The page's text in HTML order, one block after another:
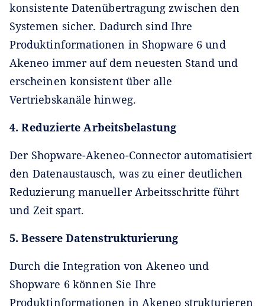
konsistente Datenübertragung zwischen den
Systemen sicher. Dadurch sind Ihre
Produktinformationen in Shopware 6 und
Akeneo immer auf dem neuesten Stand und
erscheinen konsistent über alle
Vertriebskanäle hinweg.
4. Reduzierte Arbeitsbelastung
Der Shopware-Akeneo-Connector automatisiert
den Datenaustausch, was zu einer deutlichen
Reduzierung manueller Arbeitsschritte führt
und Zeit spart.
5. Bessere Datenstrukturierung
Durch die Integration von Akeneo und
Shopware 6 können Sie Ihre
Produktinformationen in Akeneo strukturieren